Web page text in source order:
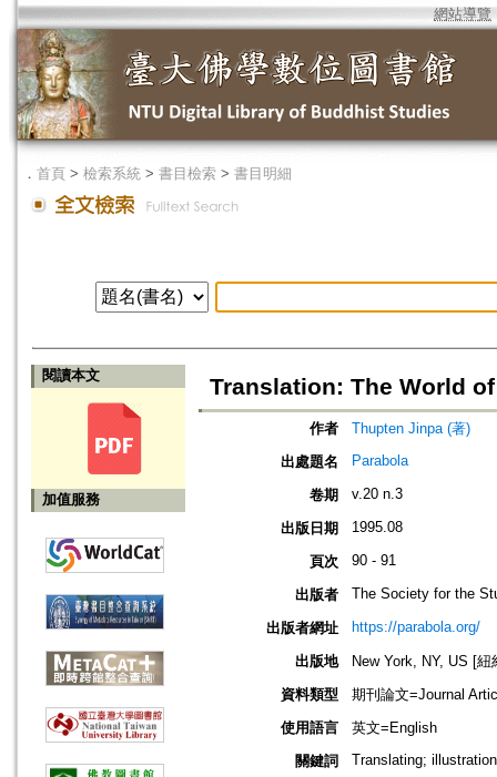
網站導覽
． 首頁 > 檢索系統 > 書目檢索 > 書目明細
閱讀本文
加值服務
Translation: The World
作者
Thupten Jinpa (著)
出處題名
Parabola
卷期 v.20 n.3
出版日期 1995.08
頁次 90 - 91
出版者 The Society for the
出版者網址 https://parabola.org/
出版地
New York, NY, US [
資料類型
期刊論文=Journal
使用語言
英文=English
關鍵詞
Translating;